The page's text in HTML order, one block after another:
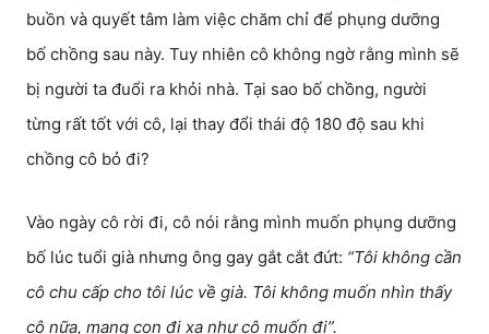
buồn và quyết tâm làm việc chăm chỉ để phụng dưỡng
bố chồng sau này. Tuy nhiên cô không ngờ rằng mình sẽ
bị người ta đuổi ra khỏi nhà. Tại sao bố chồng, người
từng rất tốt với cô, lại thay đổi thái độ 180 độ sau khi
chồng cô bỏ đi?
Vào ngày cô rời đi, cô nói rằng mình muốn phụng dưỡng
bố lúc tuổi già nhưng ông gay gắt cắt đứt: “Tôi không cần
cô chu cấp cho tôi lúc về già. Tôi không muốn nhìn thấy
cô nữa, mang con đi xa như cô muốn đi”.